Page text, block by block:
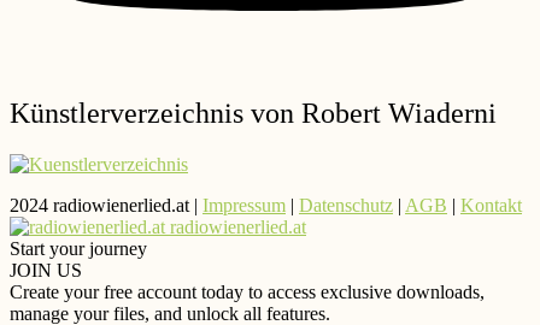
Künstlerverzeichnis von Robert Wiaderni
2024 radiowienerlied.at | Impressum | Datenschutz | AGB | Kontakt
radiowienerlied.at
Start your journey
JOIN US
Create your free account today to access exclusive downloads,
manage your files, and unlock all features.